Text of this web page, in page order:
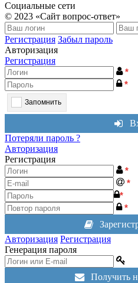
Социальные сети
© 2023 «Сайт вопрос-ответ»
Регистрация Забыл пароль
Авторизация
Регистрация
*
*
Запомнить
Потеряли пароль ?
Авторизация
Регистрация
*
*
*
*
Авторизация Регистрация
Генерация пароля
Получить